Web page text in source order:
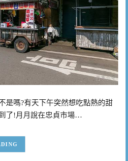
是嗎?有天下午突然想吃點熱的甜
了!月月說在忠貞市場…